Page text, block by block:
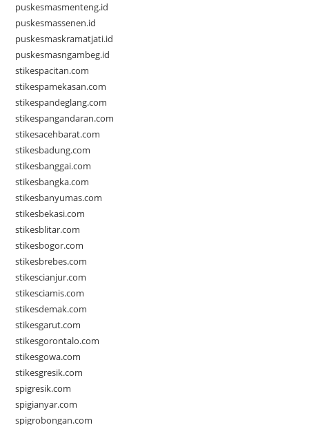
puskesmasmenteng.id
puskesmassenen.id
puskesmaskramatjati.id
puskesmasngambeg.id
stikespacitan.com
stikespamekasan.com
stikespandeglang.com
stikespangandaran.com
stikesacehbarat.com
stikesbadung.com
stikesbanggai.com
stikesbangka.com
stikesbanyumas.com
stikesbekasi.com
stikesblitar.com
stikesbogor.com
stikesbrebes.com
stikescianjur.com
stikesciamis.com
stikesdemak.com
stikesgarut.com
stikesgorontalo.com
stikesgowa.com
stikesgresik.com
spigresik.com
spigianyar.com
spigrobongan.com